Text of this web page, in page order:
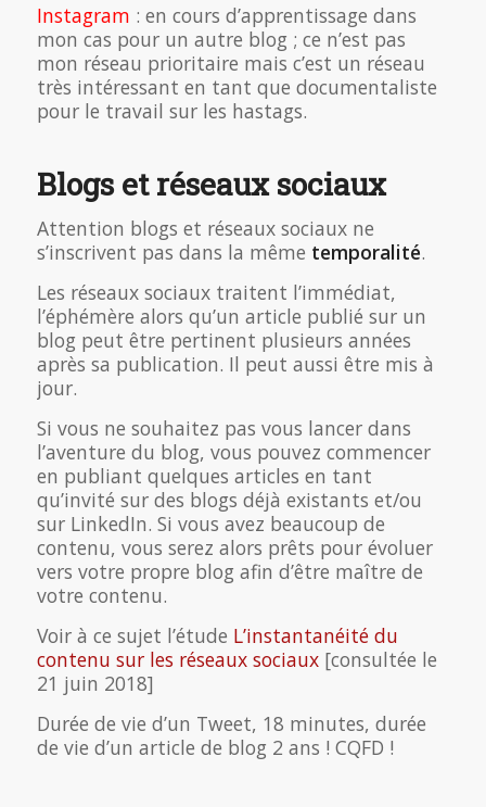
Instagram : en cours d’apprentissage dans
mon cas pour un autre blog ; ce n’est pas
mon réseau prioritaire mais c’est un réseau
très intéressant en tant que documentaliste
pour le travail sur les hastags.
Blogs et réseaux sociaux
Attention blogs et réseaux sociaux ne
s’inscrivent pas dans la même temporalité.
Les réseaux sociaux traitent l’immédiat,
l’éphémère alors qu’un article publié sur un
blog peut être pertinent plusieurs années
après sa publication. Il peut aussi être mis à
jour.
Si vous ne souhaitez pas vous lancer dans
l’aventure du blog, vous pouvez commencer
en publiant quelques articles en tant
qu’invité sur des blogs déjà existants et/ou
sur LinkedIn. Si vous avez beaucoup de
contenu, vous serez alors prêts pour évoluer
vers votre propre blog afin d’être maître de
votre contenu.
Voir à ce sujet l’étude L’instantanéité du
contenu sur les réseaux sociaux[consultée le
21 juin 2018]
Durée de vie d’un Tweet, 18 minutes, durée
de vie d’un article de blog 2 ans ! CQFD !